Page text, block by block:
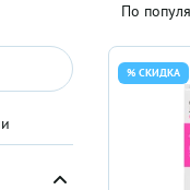
По
% СКИДКА